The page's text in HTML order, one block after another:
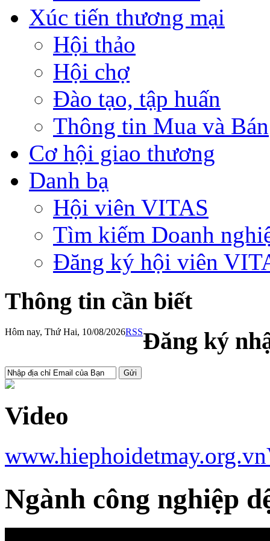
Xúc tiến thương mại
Hội thảo
Hội chợ
Đào tạo, tập huấn
Thông tin Mua và Bán
Cơ hội giao thương
Danh bạ
Hội viên VITAS
Tìm kiếm Doanh
Đăng ký hội viên
Thông tin cần biết
Hôm nay, Thứ Hai, 10/08/2026RSSĐăng ký
Video
www.hiephoidetmay.org.vn
Ngành công nghiệp